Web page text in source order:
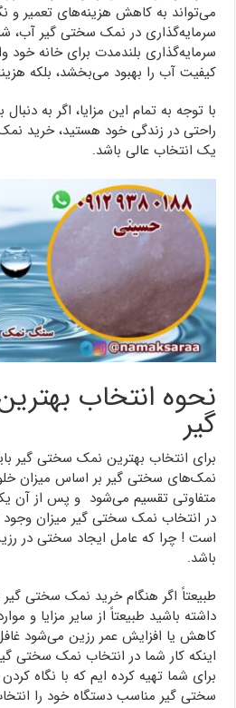
می‌تواند به کاهش هزینه‌های تعمیر و
سرمایه‌گذاری در نمک سختی گیر آب،
سرمایه‌گذاری بلندمدت برای خانه خود
کیفیت آب را بهبود می‌بخشد، بلکه
با توجه به تمام این مزایا، اگر به
راحتی در زندگی خود هستید، خرید
یک انتخاب عالی باشد.
نحوه انتخاب
گیر
برای انتخاب بهترین نمک سختی گیر
نمک‌های سختی گیر بر اساس میزان
متفاوتی تقسیم می‌شود و پس از آن
در انتخاب نمک سختی گیر میزان وجود
است ! چرا که عامل ایجاد سختی در
باشد.
طبیعتاً اگر هنگام خرید نمک سختی
داشته باشید طبیعتاً از سایر مزایا و
کاهش یا افزایش عمر رزین می‌شود
اینکه کار شما در انتخاب نمک سختی
برای شما تهیه کرده ایم که با نگاه
سختی گیر مناسب دستگاه خود را